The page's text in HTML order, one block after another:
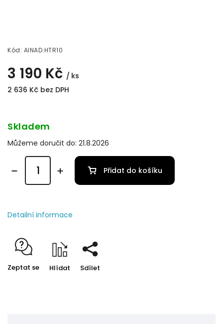
Kód: AINAD.HTR10
3 190 Kč / ks
2 636 Kč bez DPH
Skladem
Můžeme doručit do: 21.8.2026
Přidat do košíku
Detailní informace
Zeptat se Hlídat Sdílet